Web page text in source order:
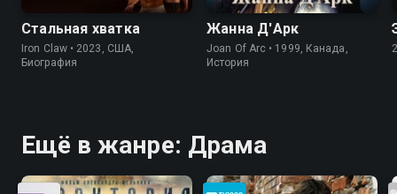
Стальная хватка
Iron Claw • 2023, США,
Биография
Жанна Д'Арк
Joan Of Arc • 1999, Канада,
История
Ещё в жанре: Драма